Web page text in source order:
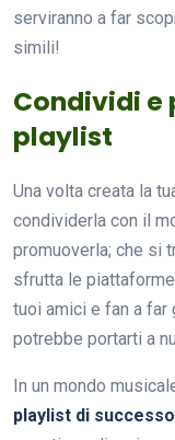
serviranno a far
simili!
Condividi e
playlist
Una volta creata la
condividerla con il
promuoverla; che si
sfrutta le
tuoi amici e fan a far
potrebbe portarti a
In un mondo
playlist di